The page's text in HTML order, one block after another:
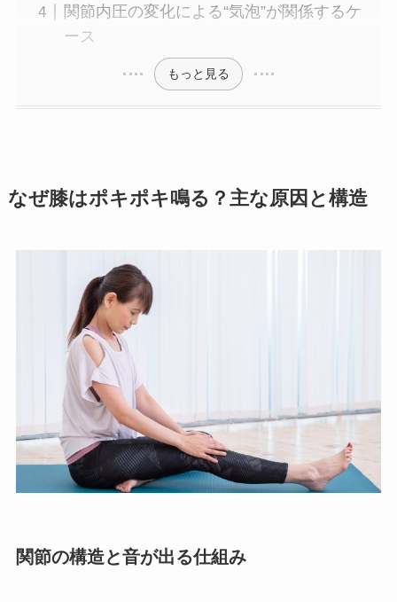
関節内圧の変化による“気泡”が関係するケ
ース
もっと見る
なぜ膝はポキポキ鳴る？主な原因と構造
関節の構造と音が出る仕組み